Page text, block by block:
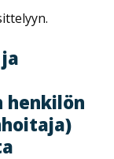
henkilön